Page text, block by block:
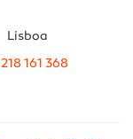
Lisboa
218 161 368